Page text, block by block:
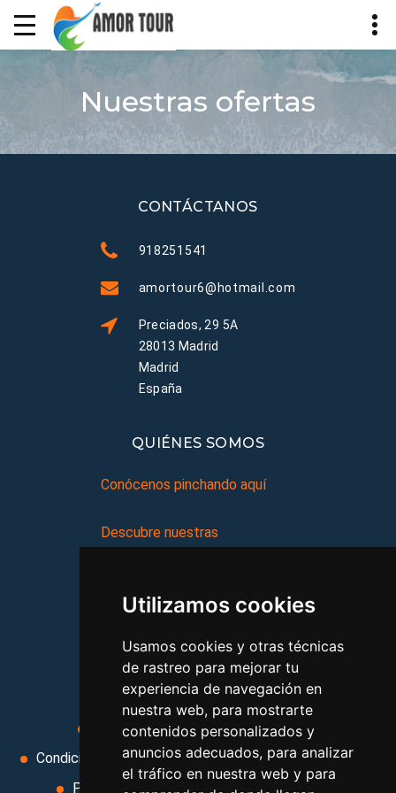
Utilizamos cookies
Usamos cookies y otras técnicas
de rastreo para mejorar tu
experiencia de navegación en
nuestra web, para mostrarte
contenidos personalizados y
anuncios adecuados, para analizar
el tráfico en nuestra web y para
Nuestras ofertas
CONTÁCTANOS
918251541
amortour6@hotmail.com
Preciados, 29 5A
28013 Madrid
Madrid
España
QUIÉNES SOMOS
Conócenos pinchando aquí
Descubre nuestras
vacaciones, paquetes de
MI AGENCIA
Aviso legal
Condiciones de uso
Condiciones Generales
Ley de Viajes Combinados
Política de privacidad
Uso de cookies